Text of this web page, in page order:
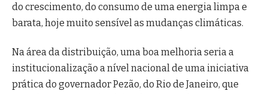
do crescimento, do consumo de uma energia limpa e
barata, hoje muito sensível as mudanças climáticas.
Na área da distribuição, uma boa melhoria seria a
institucionalização a nível nacional de uma iniciativa
prática do governador Pezão, do Rio de Janeiro, que